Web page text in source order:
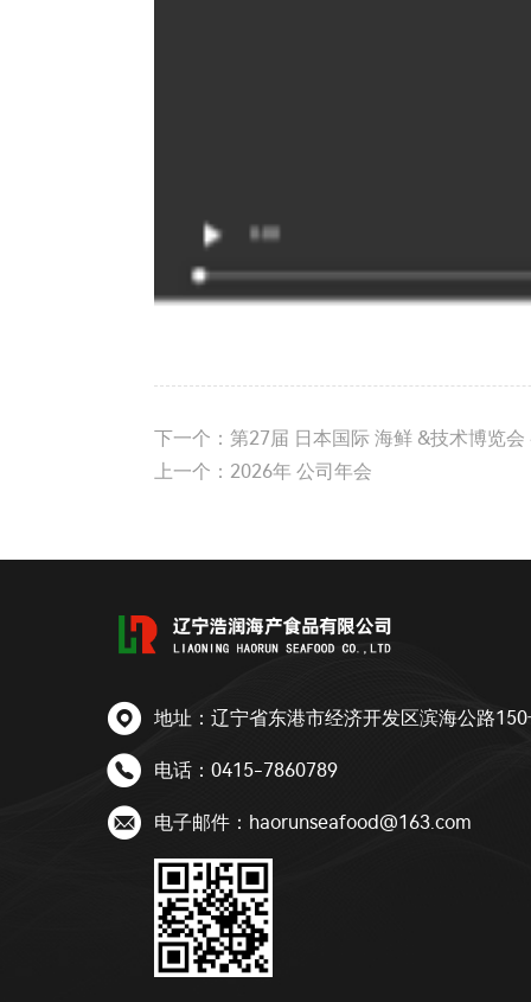
下一个： 第27届 日本国际 海鲜 &技术博览会
上一个： 2026年 公司年会
 地址：辽宁省东港市经济开发区滨海公路
 电话：0415-7860789
 电子邮件：haorunseafood@163.com